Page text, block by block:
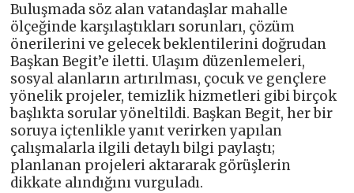
Buluşmada söz alan vatandaşlar mahalle
ölçeğinde karşılaştıkları sorunları, çözüm
önerilerini ve gelecek beklentilerini doğrudan
Başkan Begit’e iletti. Ulaşım düzenlemeleri,
sosyal alanların artırılması, çocuk ve gençlere
yönelik projeler, temizlik hizmetleri gibi birçok
başlıkta sorular yöneltildi. Başkan Begit, her bir
soruya içtenlikle yanıt verirken yapılan
çalışmalarla ilgili detaylı bilgi paylaştı;
planlanan projeleri aktararak görüşlerin
dikkate alındığını vurguladı.